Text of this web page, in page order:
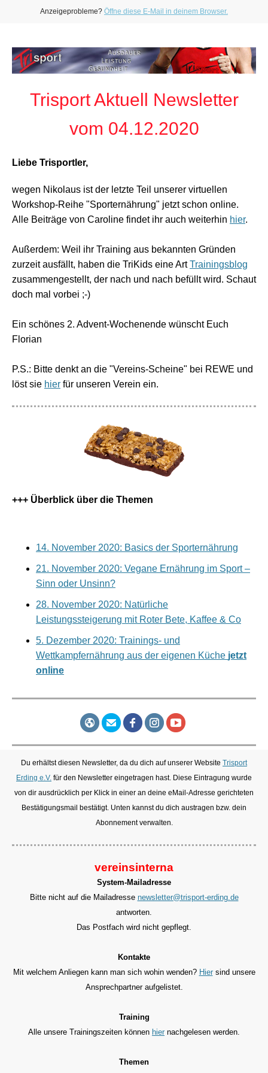
Anzeigeprobleme? Öffne diese E-Mail in deinem Browser.
Trisport Aktuell Newsletter
vom 04.12.2020
Liebe Trisportler,
wegen Nikolaus ist der letzte Teil unserer virtuellen
Workshop-Reihe "Sporternährung" jetzt schon online.
Alle Beiträge von Caroline findet ihr auch weiterhin hier.
Außerdem: Weil ihr Training aus bekannten Gründen
zurzeit ausfällt, haben die TriKids eine ArtTrainingsblog
zusammengestellt, der nach und nach befüllt wird. Schaut
doch mal vorbei ;-)
Ein schönes 2. Advent-Wochenende wünscht Euch
Florian
P.S.: Bitte denkt an die "Vereins-Scheine" bei REWE und
löst sie hier für unseren Verein ein.
+++ Überblick über die Themen
14. November 2020: Basics der Sporternährung
21. November 2020: Vegane Ernährung im Sport –
Sinn oder Unsinn?
28. November 2020: Natürliche
Leistungssteigerung mit Roter Bete, Kaffee & Co
5. Dezember 2020: Trainings- und
Wettkampfernährung aus der eigenen Küche jetzt
online
Du erhältst diesen Newsletter, da du dich auf unserer Website Trisport
Erding e.V. für den Newsletter eingetragen hast. Diese Eintragung wurde
von dir ausdrücklich per Klick in einer an deine eMail-Adresse gerichteten
Bestätigungsmail bestätigt. Unten kannst du dich austragen bzw. dein
Abonnement verwalten.
vereinsinterna
System-Mailadresse
Bitte nicht auf die Mailadresse newsletter@trisport-erding.de
antworten.
Das Postfach wird nicht gepflegt.
Kontakte
Mit welchem Anliegen kann man sich wohin wenden? Hiersind unsere
Ansprechpartner aufgelistet.
Training
Alle unsere Trainingszeiten können hier nachgelesen werden.
Themen